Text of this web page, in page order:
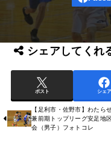
シェアしてくれ
ポスト シェア
【足利市・佐野市】わたら
兼前期トップリーグ安足地
会（男子）フォトコレ